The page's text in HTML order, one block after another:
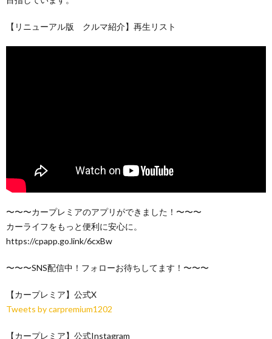
【リニューアル版 クルマ紹介】再生リスト
〜〜〜カープレミアのアプリができました！〜〜〜
カーライフをもっと便利に安心に。
https://cpapp.go.link/6cxBw
〜〜〜SNS配信中！フォローお待ちしてます！〜〜〜
【カープレミア】公式X
Tweets by carpremium1202
【カープレミア】公式Instagram